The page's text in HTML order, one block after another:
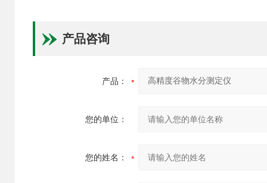
产品咨询
产品：
您的单位：
您的姓名：